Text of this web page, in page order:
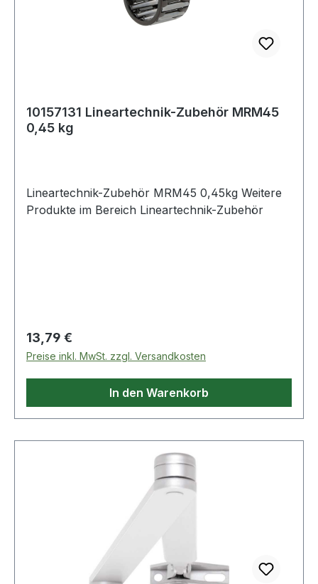
10157131 Lineartechnik-Zubehör MRM45
0,45 kg
Lineartechnik-Zubehör MRM45 0,45kg Weitere
Produkte im Bereich Lineartechnik-Zubehör
Regulärer Preis:
13,79 €
Preise inkl. MwSt. zzgl. Versandkosten
In den Warenkorb